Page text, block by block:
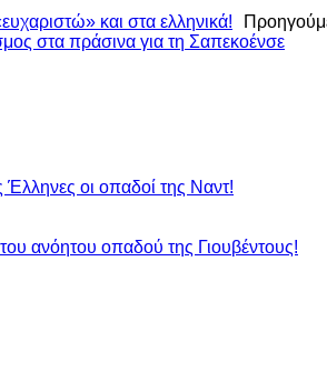
και στα ελληνικά!
στα πράσινα για τη Σαπεκοένσε
Έλληνες οι οπαδοί της Ναντ!
ανόητου οπαδού της Γιουβέντους!